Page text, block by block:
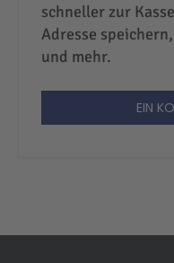
schneller zur
Adresse
und mehr.
EIN